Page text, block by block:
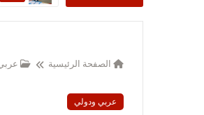
الصفحة الرئيسية
عربي ودولي